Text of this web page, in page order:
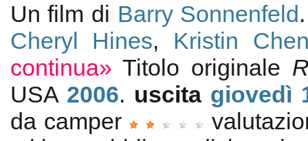
Un film di Barry Sonnenfeld
Cheryl Hines, Kristin
continua» Titolo originale
USA 2006. uscita giovedì
da camper